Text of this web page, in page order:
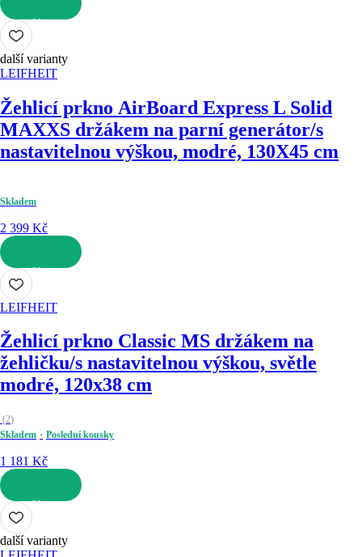
DO KOŠÍKU
další varianty
LEIFHEIT
Žehlicí prkno AirBoard Express L Solid
MAXXS držákem na parní generátor/s
nastavitelnou výškou, modré, 130X45 cm
Skladem
2 399 Kč
DO KOŠÍKU
LEIFHEIT
Žehlicí prkno Classic MS držákem na
žehličku/s nastavitelnou výškou, světle
modré, 120x38 cm
(2)
Skladem
Poslední kousky
1 181 Kč
DO KOŠÍKU
další varianty